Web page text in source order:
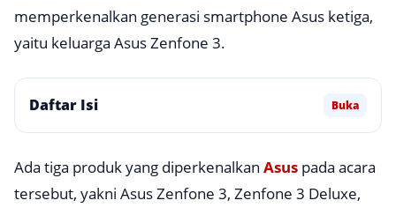
memperkenalkan generasi smartphone Asus ketiga,
yaitu keluarga Asus Zenfone 3.
Daftar Isi Buka
Ada tiga produk yang diperkenalkan Asus pada acara
tersebut, yakni Asus Zenfone 3, Zenfone 3 Deluxe,